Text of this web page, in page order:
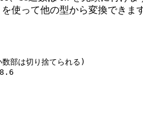
を使って他の型から変換できます
部は切り捨てられる)